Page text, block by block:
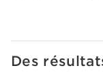
Ensemble, ils
Son gel rose frais
Des